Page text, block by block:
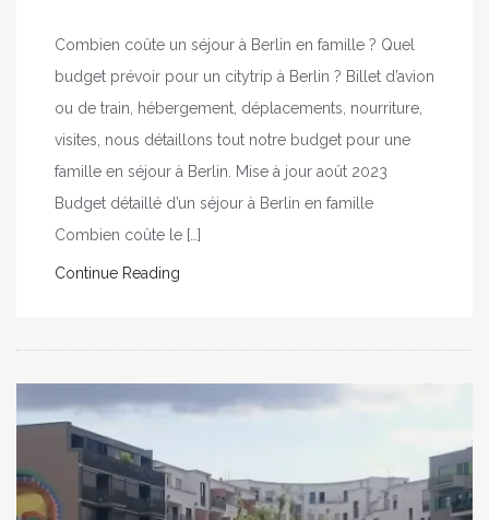
Combien coûte un séjour à Berlin en famille ? Quel
budget prévoir pour un citytrip à Berlin ? Billet d’avion
ou de train, hébergement, déplacements, nourriture,
visites, nous détaillons tout notre budget pour une
famille en séjour à Berlin. Mise à jour août 2023
Budget détaillé d’un séjour à Berlin en famille
Combien coûte le […]
Continue Reading